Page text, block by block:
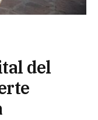
del